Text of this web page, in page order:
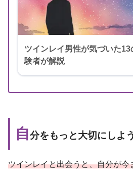
ツインレイ男性が気づいた
験者が解説
自分をもっと大切にしよ
ツインレイと出会うと、自分が今